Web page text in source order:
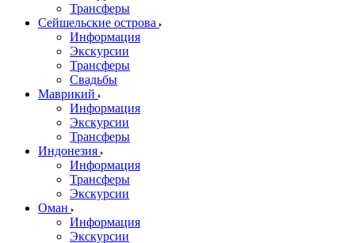
Трансферы
Сейшельские острова
Информация
Экскурсии
Трансферы
Свадьбы
Маврикий
Информация
Экскурсии
Трансферы
Индонезия
Информация
Трансферы
Экскурсии
Оман
Информация
Экскурсии